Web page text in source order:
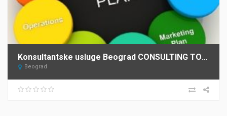
Konsultantske usluge Beograd CONSULTING TOURISM DEVELOPMENT – C.T.D. 3
Beograd